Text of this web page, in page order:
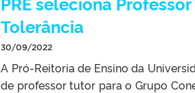
Tolerância
30/09/2022
A Pró-Reitoria de Ensino da
de professor tutor para o Grupo